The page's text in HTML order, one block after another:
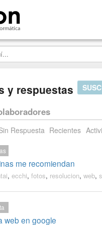
y respuestas
Respuesta Recientes
me recomiendan
, ecchi, fotos, resolucion, web,
web en google